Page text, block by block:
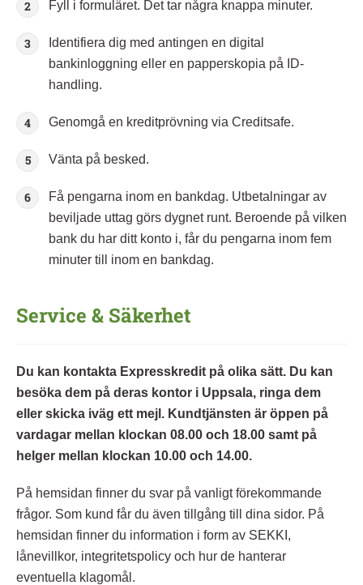
Fyll i formuläret. Det tar några knappa minuter.
Identifiera dig med antingen en digital
bankinloggning eller en papperskopia på ID-
handling.
Genomgå en kreditprövning via Creditsafe.
Vänta på besked.
Få pengarna inom en bankdag. Utbetalningar av
beviljade uttag görs dygnet runt. Beroende på vilken
bank du har ditt konto i, får du pengarna inom fem
minuter till inom en bankdag.
Service & Säkerhet
Du kan kontakta Expresskredit på olika sätt. Du kan
besöka dem på deras kontor i Uppsala, ringa dem
eller skicka iväg ett mejl. Kundtjänsten är öppen på
vardagar mellan klockan 08.00 och 18.00 samt på
helger mellan klockan 10.00 och 14.00.
På hemsidan finner du svar på vanligt förekommande
frågor. Som kund får du även tillgång till dina sidor. På
hemsidan finner du information i form av SEKKI,
lånevillkor, integritetspolicy och hur de hanterar
eventuella klagomål.